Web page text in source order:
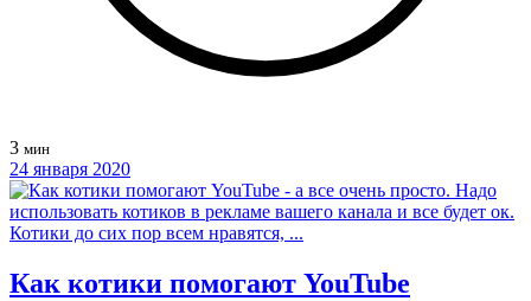
3 мин
24 января 2020
Как котики помогают YouTube